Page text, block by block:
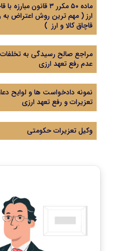
ماده ۵۰ مکرر ۳ قانون
ارز ( مهم ترین روش اعتراض
قاچاق کالا و ارز )
مراجع صالح رسیدگی به
عدم رفع تعهد ارزی
نمونه دادخواست ها و لوایح
تعزیرات و رفع تعهد ارزی
وکیل تعزیرات حکومتی